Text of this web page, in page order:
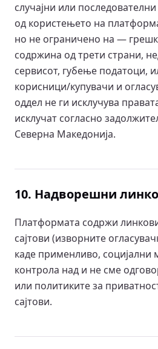
случајни или
од користењето на
но не ограничено на —
содржина од трети страни,
сервисот, губење податоци,
корисници/купувачи и
оддел не ги исклучува
исклучат согласно
Северна Македонија.
10. Надворешни
Платформата содржи
сајтови (изворните
каде применливо,
контрола над и не сме
или политиките за
сајтови.